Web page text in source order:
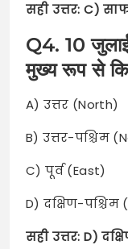
सही उत्तर: C)
Q4. 10
मुख्य रूप से
A) उत्तर (North)
B) उत्तर-पश्चिम
C) पूर्व (East)
D) दक्षिण-
सही उत्तर: D)